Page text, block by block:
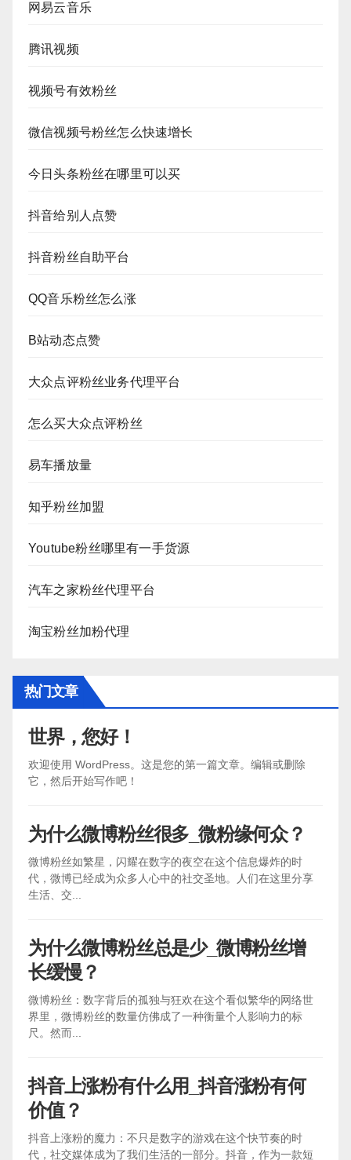
网易云音乐
腾讯视频
视频号有效粉丝
微信视频号粉丝怎么快速增长
今日头条粉丝在哪里可以买
抖音给别人点赞
抖音粉丝自助平台
QQ音乐粉丝怎么涨
B站动态点赞
大众点评粉丝业务代理平台
怎么买大众点评粉丝
易车播放量
知乎粉丝加盟
Youtube粉丝哪里有一手货源
汽车之家粉丝代理平台
淘宝粉丝加粉代理
热门文章
世界，您好！
欢迎使用 WordPress。这是您的第一篇文章。编辑或删除
它，然后开始写作吧！
为什么微博粉丝很多_微粉缘何众？
微博粉丝如繁星，闪耀在数字的夜空在这个信息爆炸的时
代，微博已经成为众多人心中的社交圣地。人们在这里分享
生活、交...
为什么微博粉丝总是少_微博粉丝增
长缓慢？
微博粉丝：数字背后的孤独与狂欢在这个看似繁华的网络世
界里，微博粉丝的数量仿佛成了一种衡量个人影响力的标
尺。然而...
抖音上涨粉有什么用_抖音涨粉有何
价值？
抖音上涨粉的魔力：不只是数字的游戏在这个快节奏的时
代，社交媒体成为了我们生活的一部分。抖音，作为一款短